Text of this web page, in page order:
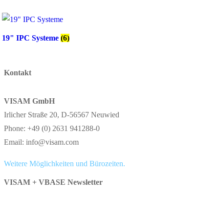
19" IPC Systeme (6)
Kontakt
VISAM GmbH
Irlicher Straße 20, D-56567 Neuwied
Phone: +49 (0) 2631 941288-0
Email: info@visam.com
Weitere Möglichkeiten und Bürozeiten.
VISAM + VBASE Newsletter